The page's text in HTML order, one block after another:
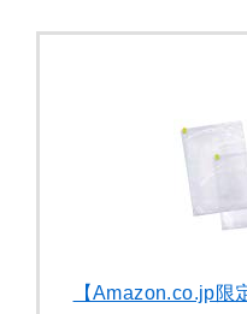
【Amazon.co.jp限